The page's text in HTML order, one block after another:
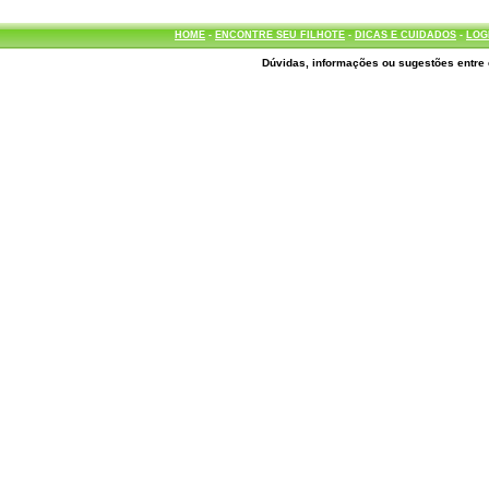
HOME- ENCONTRE SEU FILHOTE- DICAS E CUIDADOS-
Dúvidas, informações ou sugestões